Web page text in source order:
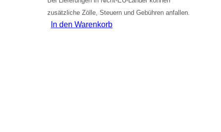
zusätzliche Zölle, Steuern und Gebühren anfallen.
In den Warenkorb